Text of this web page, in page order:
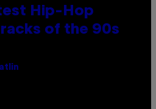
Hip-Hop
of the 90s